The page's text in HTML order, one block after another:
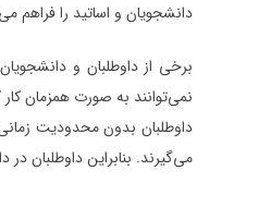
دانشجویان و اساتید را فراهم
برخی از داوطلبان و
نمی‌توانند به صورت همزمان
داوطلبان بدون محدودیت
می‌گیرند. بنابراین داوطلبان